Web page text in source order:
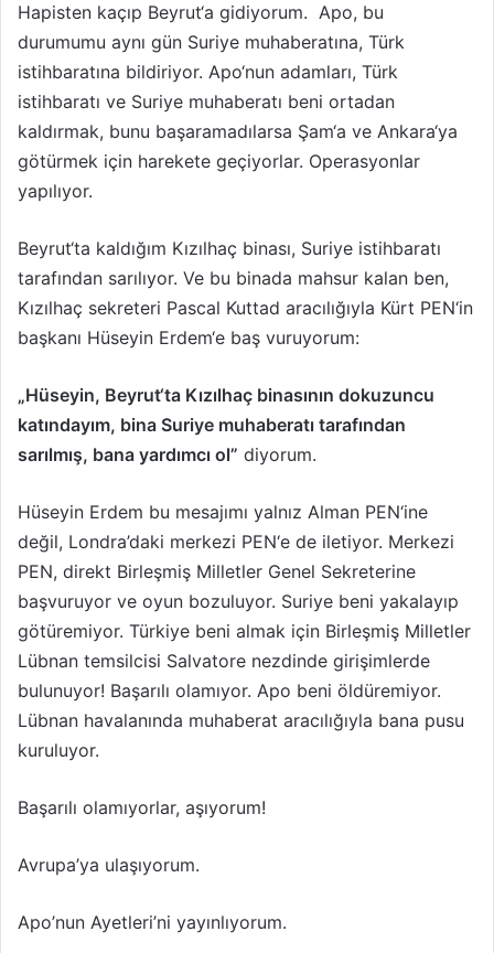
Hapisten kaçıp Beyrut‘a gidiyorum. Apo, bu
durumumu aynı gün Suriye muhaberatına, Türk
istihbaratına bildiriyor. Apo‘nun adamları, Türk
istihbaratı ve Suriye muhaberatı beni ortadan
kaldırmak, bunu başaramadılarsa Şam‘a ve Ankara‘ya
götürmek için harekete geçiyorlar. Operasyonlar
yapılıyor.
Beyrut‘ta kaldığım Kızılhaç binası, Suriye istihbaratı
tarafından sarılıyor. Ve bu binada mahsur kalan ben,
Kızılhaç sekreteri Pascal Kuttad aracılığıyla Kürt PEN‘in
başkanı Hüseyin Erdem‘e baş vuruyorum:
„Hüseyin, Beyrut‘ta Kızılhaç binasının dokuzuncu
katındayım, bina Suriye muhaberatı tarafından
sarılmış, bana yardımcı ol” diyorum.
Hüseyin Erdem bu mesajımı yalnız Alman PEN‘ine
değil, Londra’daki merkezi PEN‘e de iletiyor. Merkezi
PEN, direkt Birleşmiş Milletler Genel Sekreterine
başvuruyor ve oyun bozuluyor. Suriye beni yakalayıp
götüremiyor. Türkiye beni almak için Birleşmiş Milletler
Lübnan temsilcisi Salvatore nezdinde girişimlerde
bulunuyor! Başarılı olamıyor. Apo beni öldüremiyor.
Lübnan havalanında muhaberat aracılığıyla bana pusu
kuruluyor.
Başarılı olamıyorlar, aşıyorum!
Avrupa’ya ulaşıyorum.
Apo’nun Ayetleri’ni yayınlıyorum.